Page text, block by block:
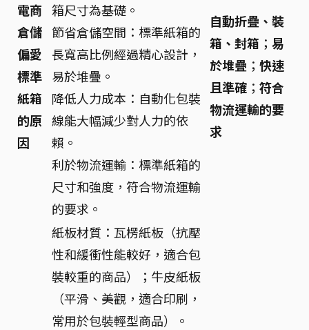
電商
倉儲
偏愛
標準
紙箱
的原
因
箱尺寸為基礎。
節省倉儲空間：標準紙箱的
長寬高比例經過精心設計，
易於堆疊。
降低人力成本：自動化包裝
線能大幅減少對人力的依
賴。
利於物流運輸：標準紙箱的
尺寸和強度，符合物流運輸
的要求。
自動折疊、裝
箱、封箱 ； 易
於堆疊 ； 快速
且準確 ； 符合
物流運輸的要
求
紙板材質：瓦楞紙板（抗壓
性和緩衝性能較好，適合包
裝較重的商品）；牛皮紙板
（平滑、美觀，適合印刷，
常用於包裝輕型商品）。